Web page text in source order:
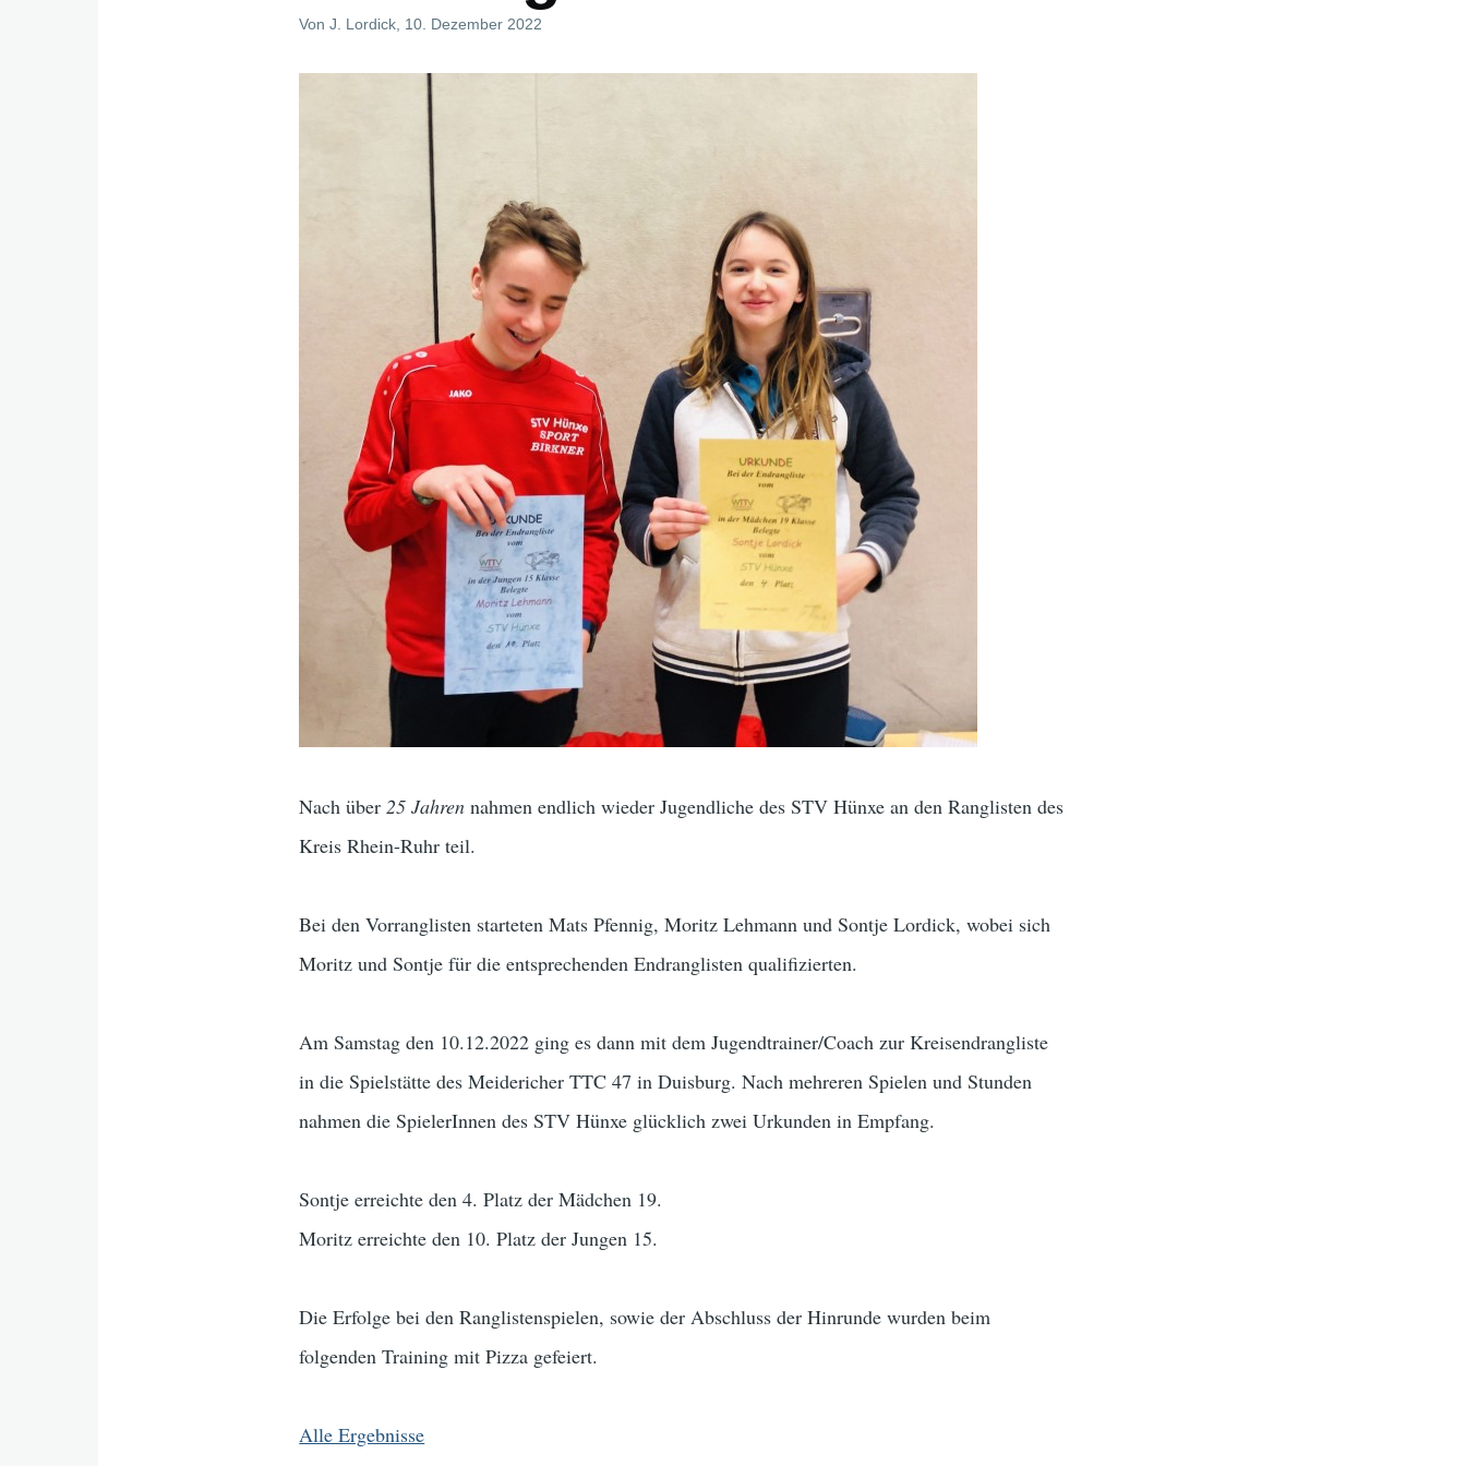
VonJ. Lordick , 10. Dezember 2022
Nach über25 Jahren nahmen endlich wieder Jugendliche des STV Hünxe an den Ranglisten des
Kreis Rhein-Ruhr teil.
Bei den Vorranglisten starteten Mats Pfennig, Moritz Lehmann und Sontje Lordick, wobei sich
Moritz und Sontje für die entsprechenden Endranglisten qualifizierten.
Am Samstag den 10.12.2022 ging es dann mit dem Jugendtrainer/Coach zur Kreisendrangliste
in die Spielstätte des Meidericher TTC 47 in Duisburg. Nach mehreren Spielen und Stunden
nahmen die SpielerInnen des STV Hünxe glücklich zwei Urkunden in Empfang.
Sontje erreichte den 4. Platz der Mädchen 19.
Moritz erreichte den 10. Platz der Jungen 15.
Die Erfolge bei den Ranglistenspielen, sowie der Abschluss der Hinrunde wurden beim
folgenden Training mit Pizza gefeiert.
Alle Ergebnisse